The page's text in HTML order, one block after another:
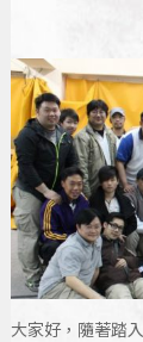
大家好，隨著踏